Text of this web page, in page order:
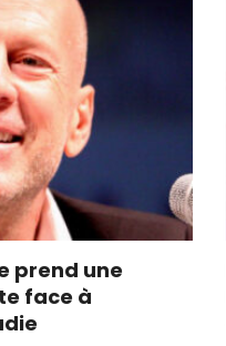
prend une
face à